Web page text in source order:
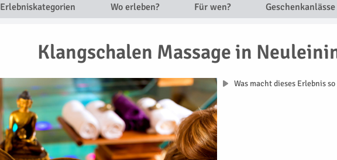
Erlebniskategorien Wo erleben? Für wen? Geschenkanlässe
Klangschalen Massage in
Was macht dieses Erlebnis